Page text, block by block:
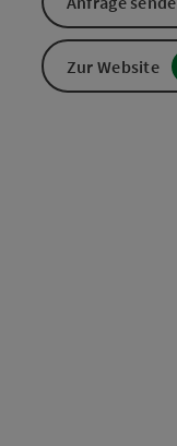
Zur Website